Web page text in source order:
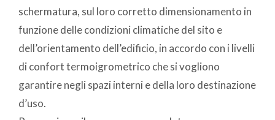
schermatura, sul loro corretto dimensionamento in
funzione delle condizioni climatiche del sito e
dell’orientamento dell’edificio, in accordo con i livelli
di confort termoigrometrico che si vogliono
garantire negli spazi interni e della loro destinazione
d’uso.